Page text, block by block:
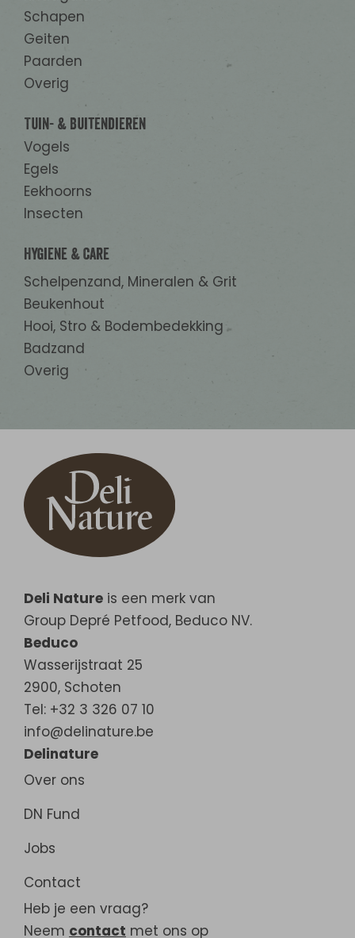
Schapen
Geiten
Paarden
Overig
Tuin- & Buitendieren
Vogels
Egels
Eekhoorns
Insecten
Hygiene & Care
Schelpenzand, Mineralen & Grit
Beukenhout
Hooi, Stro & Bodembedekking
Badzand
Overig
Deli Nature is een merk van
Group Depré Petfood, Beduco NV.
Beduco
Wasserijstraat 25
2900, Schoten
Tel: +32 3 326 07 10
info@delinature.be
Delinature
Over ons
DN Fund
Jobs
Contact
Heb je een vraag?
Neem contact met ons op